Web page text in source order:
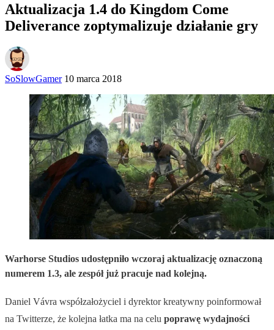
Aktualizacja 1.4 do Kingdom Come
Deliverance zoptymalizuje działanie gry
SoSlowGamer 10 marca 2018
Warhorse Studios udostępniło wczoraj aktualizację oznaczoną
numerem 1.3, ale zespół już pracuje nad kolejną.
Daniel Vávra współzałożyciel i dyrektor kreatywny poinformował
na Twitterze, że kolejna łatka ma na celu poprawę wydajności